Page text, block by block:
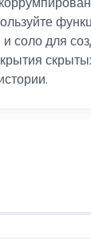
соло для